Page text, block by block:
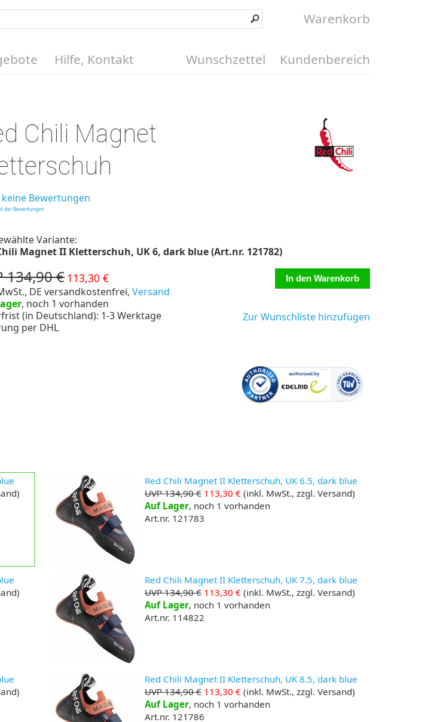
Warenkorb
Hilfe, Kontakt Kundenbereich
Wunschzettel
Chili Magnet
Bewertungen
der Bewertungen
Variante:
Magnet II Kletterschuh, UK 6, dark blue (Art.nr. 121782)
134,90 € 113,30 €
DE versandkostenfrei, Versand
, noch 1 vorhanden
(in Deutschland): 1-3 Werktage
per DHL
Zur Wunschliste hinzufügen
Red Chili Magnet II Kletterschuh, UK 6.5, dark blue
UVP 134,90 € 113,30 € (inkl. MwSt., zzgl. Versand)
Auf Lager, noch 1 vorhanden
Art.nr. 121783
Red Chili Magnet II Kletterschuh, UK 7.5, dark blue
UVP 134,90 € 113,30 € (inkl. MwSt., zzgl. Versand)
Auf Lager, noch 1 vorhanden
Art.nr. 114822
Red Chili Magnet II Kletterschuh, UK 8.5, dark blue
UVP 134,90 € 113,30 € (inkl. MwSt., zzgl. Versand)
Auf Lager, noch 1 vorhanden
Art.nr. 121786